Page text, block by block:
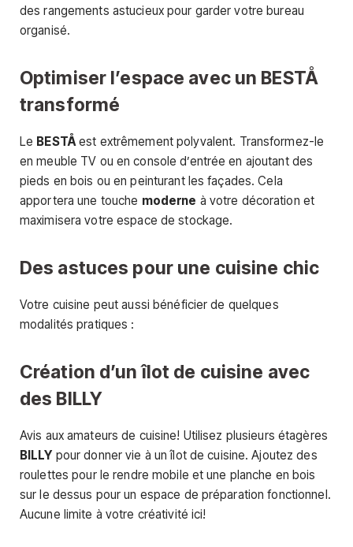
des rangements astucieux pour garder votre bureau
organisé.
Optimiser l’espace avec un BESTÅ
transformé
Le BESTÅest extrêmement polyvalent. Transformez-le
en meuble TV ou en console d’entrée en ajoutant des
pieds en bois ou en peinturant les façades. Cela
apportera une touche moderne à votre décoration et
maximisera votre espace de stockage.
Des astuces pour une cuisine chic
Votre cuisine peut aussi bénéficier de quelques
modalités pratiques :
Création d’un îlot de cuisine avec
des BILLY
Avis aux amateurs de cuisine! Utilisez plusieurs étagères
BILLYpour donner vie à un îlot de cuisine. Ajoutez des
roulettes pour le rendre mobile et une planche en bois
sur le dessus pour un espace de préparation fonctionnel.
Aucune limite à votre créativité ici!